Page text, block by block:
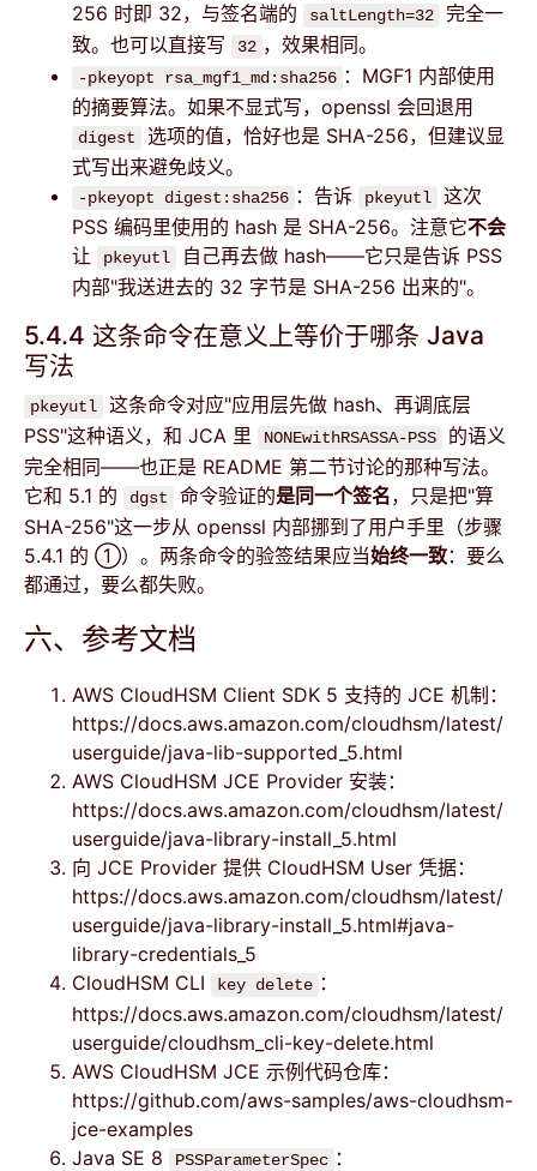
256 时即 32，与签名端的
saltLength=32
完全一
致。也可以直接写
32 ，效果相同。
-pkeyopt rsa_mgf1_md:sha256 ：MGF1 内部使用
的摘要算法。如果不显式写，openssl 会回退用
digest
选项的值，恰好也是 SHA-256，但建议显
式写出来避免歧义。
-pkeyopt digest:sha256 ：告诉 pkeyutl
这次
PSS 编码里使用的 hash 是 SHA-256。注意它不会
让
pkeyutl
自己再去做 hash——它只是告诉 PSS
内部"我送进去的 32 字节是 SHA-256 出来的"。
5.4.4 这条命令在意义上等价于哪条 Java
写法
pkeyutl
这条命令对应"应用层先做 hash、再调底层
PSS"这种语义，和 JCA 里
NONEwithRSASSA-PSS
的语义
完全相同——也正是 README 第二节讨论的那种写法。
它和 5.1 的
dgst 命令验证的是同一个签名，只是把"算
SHA-256"这一步从 openssl 内部挪到了用户手里（步骤
5.4.1 的 ①）。两条命令的验签结果应当始终一致：要么
都通过，要么都失败。
六、参考文档
AWS CloudHSM Client SDK 5 支持的 JCE 机制：
https://docs.aws.amazon.com/cloudhsm/latest/
userguide/java-lib-supported_5.html
AWS CloudHSM JCE Provider 安装：
https://docs.aws.amazon.com/cloudhsm/latest/
userguide/java-library-install_5.html
向 JCE Provider 提供 CloudHSM User 凭据：
https://docs.aws.amazon.com/cloudhsm/latest/
userguide/java-library-install_5.html#java-
library-credentials_5
CloudHSM CLI
key delete ：
https://docs.aws.amazon.com/cloudhsm/latest/
userguide/cloudhsm_cli-key-delete.html
AWS CloudHSM JCE 示例代码仓库：
https://github.com/aws-samples/aws-cloudhsm-
jce-examples
Java SE 8
PSSParameterSpec ：